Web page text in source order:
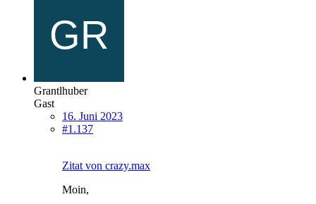
Grantlhuber
Gast
16. Juni 2023
#1.137
Zitat von crazy.max
Moin,